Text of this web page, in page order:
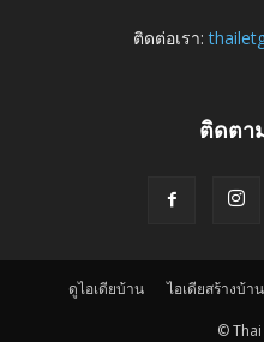
ติดต่อเรา:
ติดตา
ดูไอเดียบ้าน ไอเดียสร้างบ้าน
© Thai